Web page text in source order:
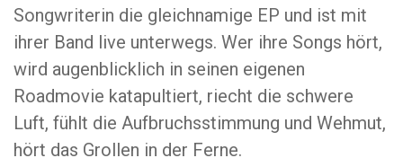
Songwriterin die gleichnamige EP und ist mit
ihrer Band live unterwegs. Wer ihre Songs hört,
wird augenblicklich in seinen eigenen
Roadmovie katapultiert, riecht die schwere
Luft, fühlt die Aufbruchsstimmung und Wehmut,
hört das Grollen in der Ferne.